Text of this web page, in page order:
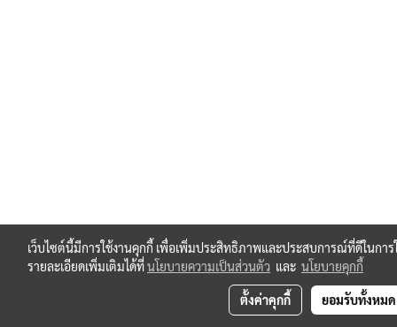
เว็บไซต์นี้มีการใช้งานคุกกี้ เพื่อเพิ่มประสิทธิภาพและประสบการณ์ที่ดีในกา
รายละเอียดเพิ่มเติมได้ที่นโยบายความเป็นส่วนตัว และ นโยบายคุกกี้
ตั้งค่าคุกกี้ ยอมรับทั้งหมด